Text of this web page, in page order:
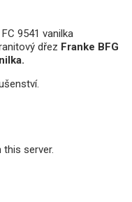
dřez Franke BFG
server.